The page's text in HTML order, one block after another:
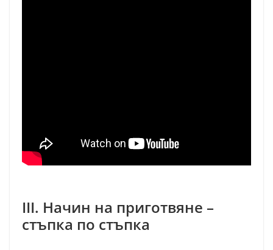
III. Начин на приготвяне –
стъпка по стъпка